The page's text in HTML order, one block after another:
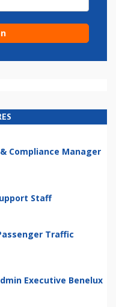
Compliance Manager
Staff
Traffic
Executive Benelux